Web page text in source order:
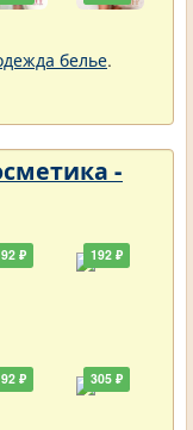
белье.
-
₽
₽
192 ₽
305 ₽